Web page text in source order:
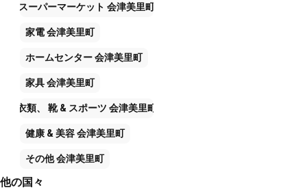
スーパーマーケット 会津美里町
家電会津美里町
ホームセンター会津美里町
家具会津美里町
衣類、 靴 & スポーツ 会津美里町
健康 & 美容会津美里町
その他会津美里町
他の国々